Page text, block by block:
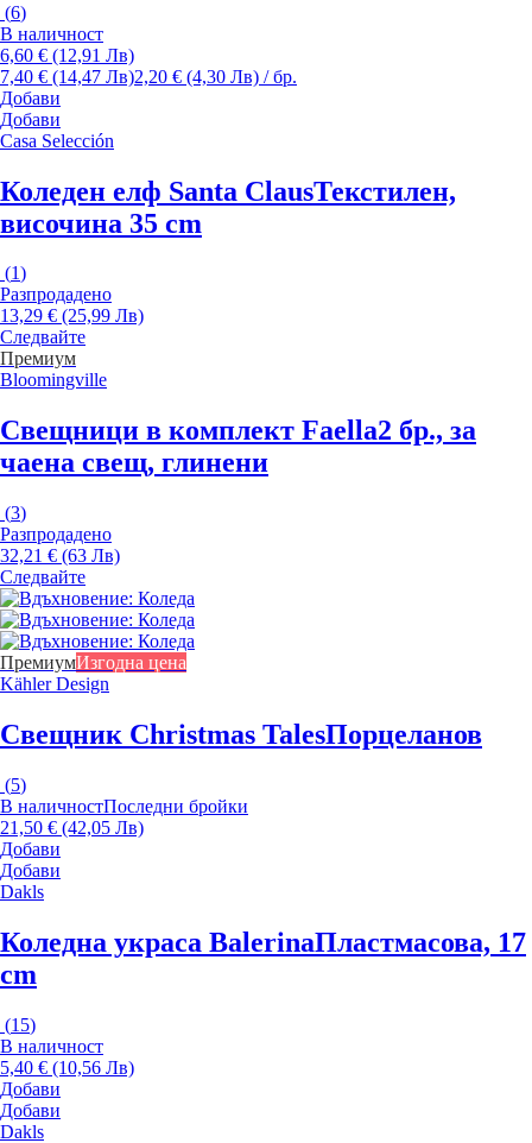
(6)
В наличност
6,60 € (12,91 Лв)
7,40 € (14,47 Лв)2,20 € (4,30 Лв) / бр.
Добави
Добави
Casa Selección
Коледен елф Santa ClausТекстилен,
височина 35 cm
(1)
Разпродадено
13,29 € (25,99 Лв)
Следвайте
Премиум
Bloomingville
Свещници в комплект Faella2 бр., за
чаена свещ, глинени
(3)
Разпродадено
32,21 € (63 Лв)
Следвайте
ПремиумИзгодна цена
Kähler Design
Свещник Christmas TalesПорцеланов
(5)
В наличностПоследни бройки
21,50 € (42,05 Лв)
Добави
Добави
Dakls
Коледна украса BalerinaПластмасова, 17
cm
(15)
В наличност
5,40 € (10,56 Лв)
Добави
Добави
Dakls